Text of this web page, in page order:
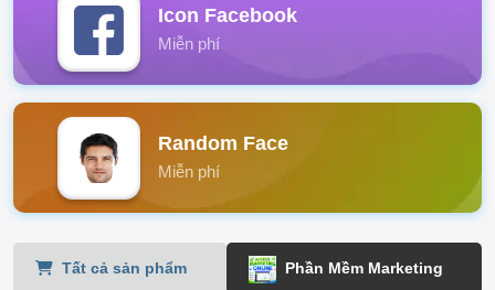
Icon Facebook
Miễn phí
Random Face
Miễn phí
Tất cả sản phẩm Phần Mềm Marketing